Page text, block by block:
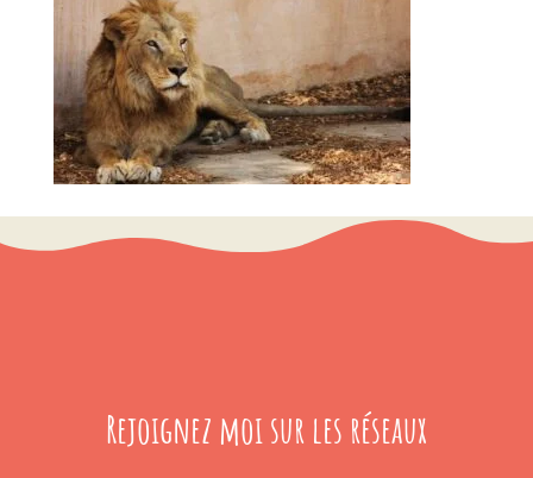
Rejoignez moi sur les réseaux